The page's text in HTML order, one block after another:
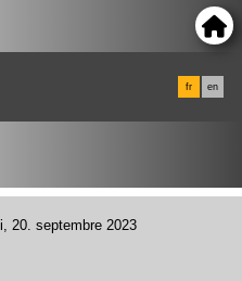
fr en
20. septembre 2023